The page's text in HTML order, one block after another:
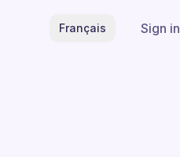
Français Sign in